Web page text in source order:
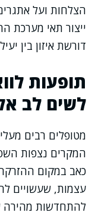
הצלחות ועל
ייצור תאי מערכת
דורשת איזון בין
תופעות
לשים לב
מטופלים רבים
המקרים נצפות
כאב במקום
עצמות, שעשויים
להתחדשות מהירה